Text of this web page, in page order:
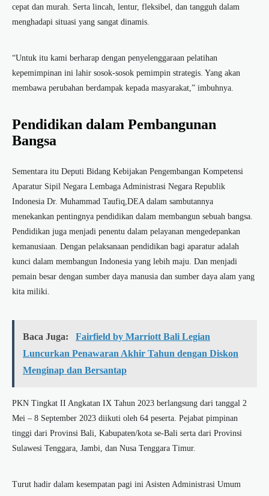
cepat dan murah. Serta lincah, lentur, fleksibel, dan tangguh dalam
menghadapi situasi yang sangat dinamis.
“Untuk itu kami berharap dengan penyelenggaraan pelatihan
kepemimpinan ini lahir sosok-sosok pemimpin strategis. Yang akan
membawa perubahan berdampak kepada masyarakat,” imbuhnya.
Pendidikan dalam Pembangunan
Bangsa
Sementara itu Deputi Bidang Kebijakan Pengembangan Kompetensi
Aparatur Sipil Negara Lembaga Administrasi Negara Republik
Indonesia Dr. Muhammad Taufiq,DEA dalam sambutannya
menekankan pentingnya pendidikan dalam membangun sebuah bangsa.
Pendidikan juga menjadi penentu dalam pelayanan mengedepankan
kemanusiaan. Dengan pelaksanaan pendidikan bagi aparatur adalah
kunci dalam membangun Indonesia yang lebih maju. Dan menjadi
pemain besar dengan sumber daya manusia dan sumber daya alam yang
kita miliki.
Baca Juga:
Fairfield by Marriott Bali Legian
Luncurkan Penawaran Akhir Tahun dengan Diskon
Menginap dan Bersantap
PKN Tingkat II Angkatan IX Tahun 2023 berlangsung dari tanggal 2
Mei – 8 September 2023 diikuti oleh 64 peserta. Pejabat pimpinan
tinggi dari Provinsi Bali, Kabupaten/kota se-Bali serta dari Provinsi
Sulawesi Tenggara, Jambi, dan Nusa Tenggara Timur.
Turut hadir dalam kesempatan pagi ini Asisten Administrasi Umum